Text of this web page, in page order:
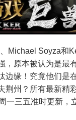
Michael Soyza和
，原本被认为是最
边缘！ 究竟他们是
荆州？ 所有最新精
一三五准时更新，